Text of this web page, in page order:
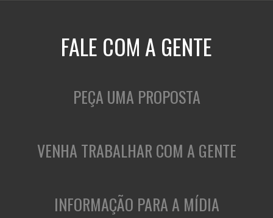
FALE COM A GENTE
PEÇA UMA PROPOSTA
VENHA TRABALHAR COM A GENTE
INFORMAÇÃO PARA A MÍDIA